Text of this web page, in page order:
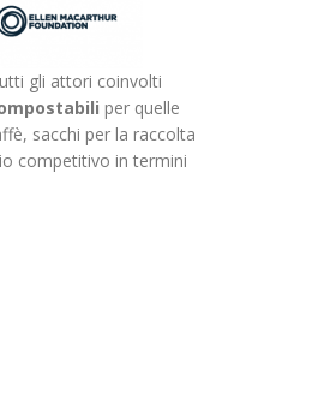
gli attori coinvolti
per quelle
sacchi per la raccolta
competitivo in termini